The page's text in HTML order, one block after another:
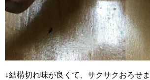
↓結構切れ味が良くて、サクサクおろせま